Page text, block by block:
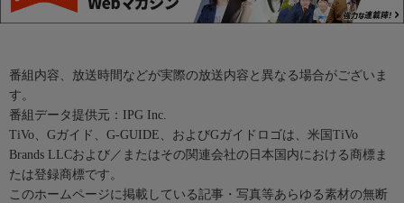
番組内容、放送時間などが実際の放送内容と異なる場合がございま
す。
番組データ提供元：IPG Inc.
TiVo、Gガイド、G-GUIDE、およびGガイドロゴは、米国TiVo
Brands LLCおよび／またはその関連会社の日本国内における商標ま
たは登録商標です。
このホームページに掲載している記事・写真等あらゆる素材の無断